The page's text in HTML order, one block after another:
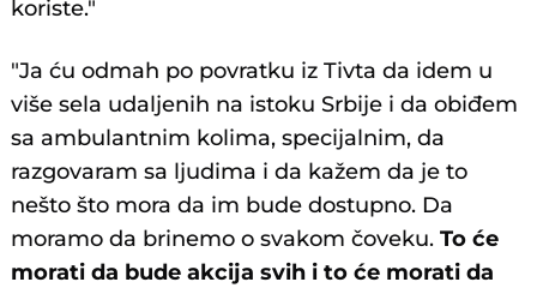
koriste."
"Ja ću odmah po povratku iz Tivta da idem u
više sela udaljenih na istoku Srbije i da obiđem
sa ambulantnim kolima, specijalnim, da
razgovaram sa ljudima i da kažem da je to
nešto što mora da im bude dostupno. Da
moramo da brinemo o svakom čoveku.To će
morati da bude akcija svih i to će morati da